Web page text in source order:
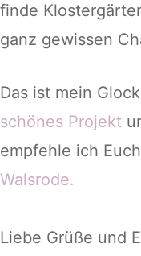
finde
ganz gewissen
Das ist mein
schönes Projekt
empfehle ich
Walsrode.
Liebe Grüße und